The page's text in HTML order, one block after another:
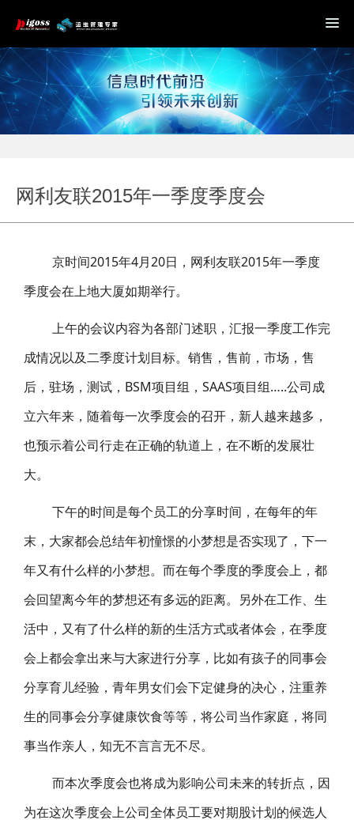
网利友联2015年一季度季度会
京时间2015年4月20日，网利友联2015年一季度
季度会在上地大厦如期举行。
上午的会议内容为各部门述职，汇报一季度工作完
成情况以及二季度计划目标。销售，售前，市场，售
后，驻场，测试，BSM项目组，SAAS项目组…..公司成
立六年来，随着每一次季度会的召开，新人越来越多，
也预示着公司行走在正确的轨道上，在不断的发展壮
大。
下午的时间是每个员工的分享时间，在每年的年
末，大家都会总结年初憧憬的小梦想是否实现了，下一
年又有什么样的小梦想。而在每个季度的季度会上，都
会回望离今年的梦想还有多远的距离。另外在工作、生
活中，又有了什么样的新的生活方式或者体会，在季度
会上都会拿出来与大家进行分享，比如有孩子的同事会
分享育儿经验，青年男女们会下定健身的决心，注重养
生的同事会分享健康饮食等等，将公司当作家庭，将同
事当作亲人，知无不言言无不尽。
而本次季度会也将成为影响公司未来的转折点，因
为在这次季度会上公司全体员工要对期股计划的候选人